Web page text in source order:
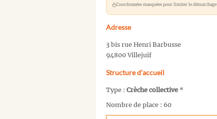
Coordonnées masquées pour limiter le démarchage
Adresse
3 bis rue Henri Barbusse
94800 Villejuif
Structure d’accueil
Type : Crèche collective *
Nombre de place : 60